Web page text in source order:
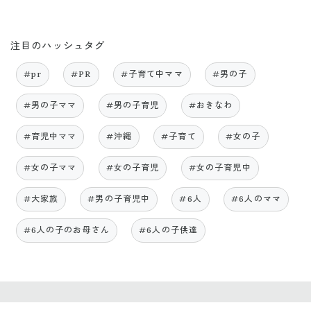
注目のハッシュタグ
#pr #PR #子育て中ママ #男の子
#男の子ママ #男の子育児 #おきなわ
#育児中ママ #沖縄 #子育て #女の子
#女の子ママ #女の子育児 #女の子育児中
#大家族 #男の子育児中 #6人 #6人のママ
#6人の子のお母さん #6人の子供達